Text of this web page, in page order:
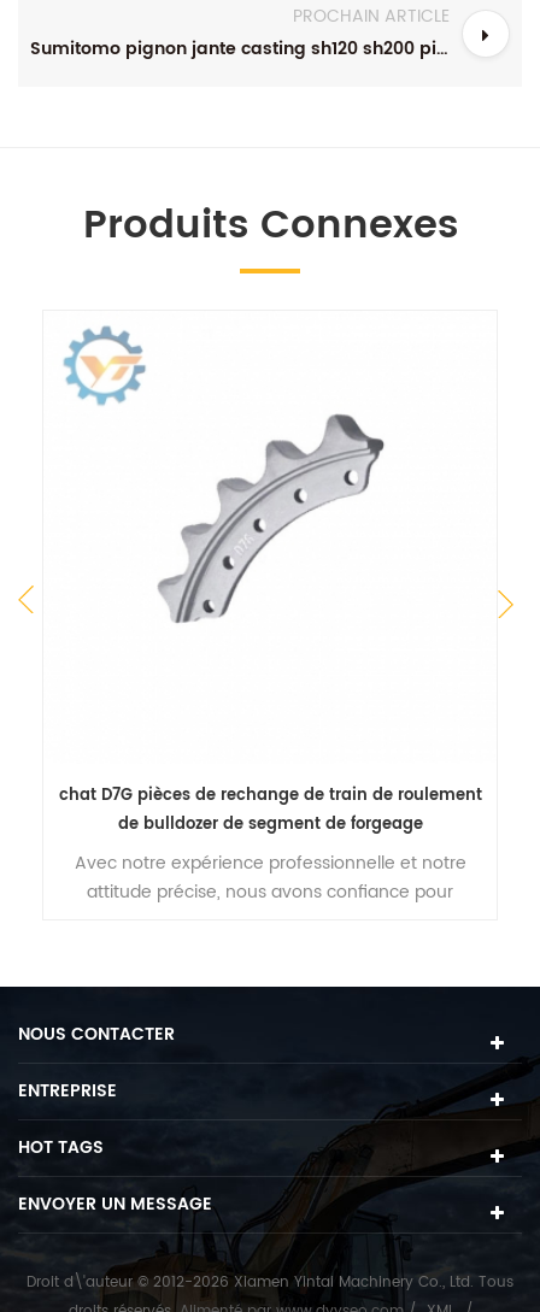
PROCHAIN ARTICLE
Sumitomo pignon jante casting sh120 sh200 pièces de train de roulement
Produits Connexes
chat D7G pièces de rechange de train de roulement
de bulldozer de segment de forgeage
Avec notre expérience professionnelle et notre
attitude précise, nous avons confiance pour
NOUS CONTACTER
ENTREPRISE
HOT TAGS
ENVOYER UN MESSAGE
Droit d\'auteur © 2012-2026 Xiamen Yintai Machinery Co., Ltd. Tous